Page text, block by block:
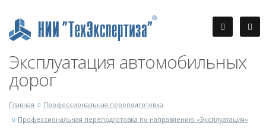
Эксплуатация автомобильных
дорог
Главная
Профессиональная переподготовка
Профессиональная переподготовка по направлению «Эксплуатация»